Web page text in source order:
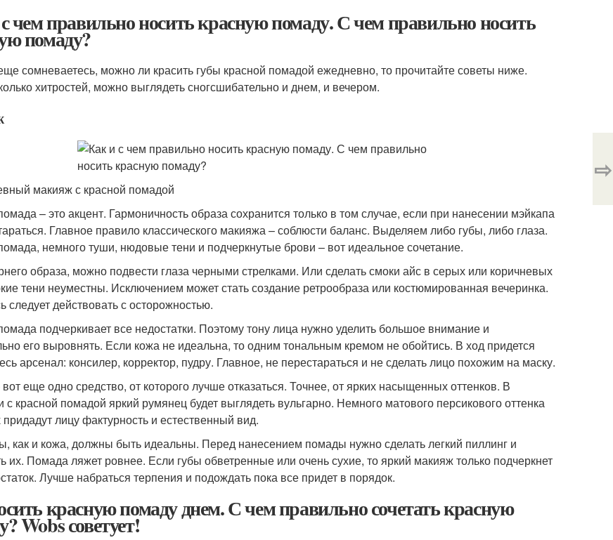
чем правильно носить красную помаду. С чем правильно носить
помаду?
сомневаетесь, можно ли красить губы красной помадой ежедневно, то прочитайте советы ниже.
хитростей, можно выглядеть сногсшибательно и днем, и вечером.
макияж с красной помадой
– это акцент. Гармоничность образа сохранится только в том случае, если при нанесении мэйкапа
Главное правило классического макияжа – соблюсти баланс. Выделяем либо губы, либо глаза.
немного туши, нюдовые тени и подчеркнутые брови – вот идеальное сочетание.
образа, можно подвести глаза черными стрелками. Или сделать смоки айс в серых или коричневых
тени неуместны. Исключением может стать создание ретрообраза или костюмированная вечеринка.
следует действовать с осторожностью.
подчеркивает все недостатки. Поэтому тону лица нужно уделить большое внимание и
его выровнять. Если кожа не идеальна, то одним тональным кремом не обойтись. В ход придется
арсенал: консилер, корректор, пудру. Главное, не перестараться и не сделать лицо похожим на маску.
еще одно средство, от которого лучше отказаться. Точнее, от ярких насыщенных оттенков. В
с красной помадой яркий румянец будет выглядеть вульгарно. Немного матового персикового оттенка
придадут лицу фактурность и естественный вид.
как и кожа, должны быть идеальны. Перед нанесением помады нужно сделать легкий пиллинг и
их. Помада ляжет ровнее. Если губы обветренные или очень сухие, то яркий макияж только подчеркнет
Лучше набраться терпения и подождать пока все придет в порядок.
красную помаду днем. С чем правильно сочетать красную
Wobs советует!
⇨